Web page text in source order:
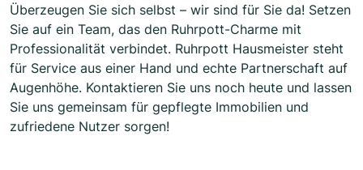
Überzeugen Sie sich selbst – wir sind für Sie da! Setzen
Sie auf ein Team, das den Ruhrpott-Charme mit
Professionalität verbindet. Ruhrpott Hausmeister steht
für Service aus einer Hand und echte Partnerschaft auf
Augenhöhe. Kontaktieren Sie uns noch heute und lassen
Sie uns gemeinsam für gepflegte Immobilien und
zufriedene Nutzer sorgen!